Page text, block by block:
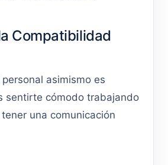
Compatibilidad
asimismo es
sentirte cómodo trabajando
una comunicación